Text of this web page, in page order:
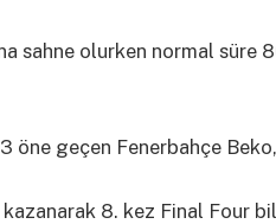
sahne olurken normal
geçen Fenerbahçe
8. kez Final Four